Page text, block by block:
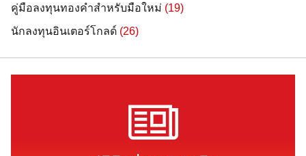
คู่มือลงทุนทองคำสำหรับมือใหม่ (19)
นักลงทุนอินเตอร์โกลด์ (26)